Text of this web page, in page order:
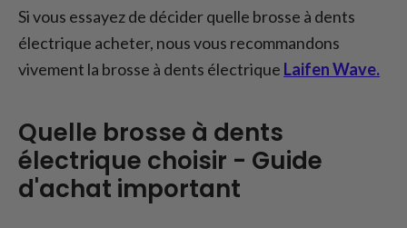
Si vous essayez de décider quelle brosse à dents
électrique acheter, nous vous recommandons
vivement la brosse à dents électrique Laifen Wave.
Quelle brosse à dents
électrique choisir - Guide
d'achat important